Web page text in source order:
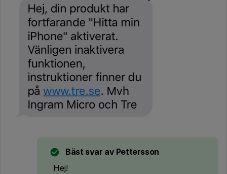
Bäst svar av Pettersson
Hej!